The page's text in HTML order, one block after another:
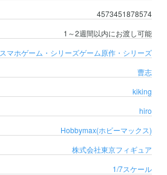
4573451878574
1～2週間以内にお渡し可能
ゲーム原作・シリーズ
スマホゲーム・シリーズ
曹志
kiking
hiro
Hobbymax(ホビーマックス)
株式会社東京フィギュア
1/7スケール